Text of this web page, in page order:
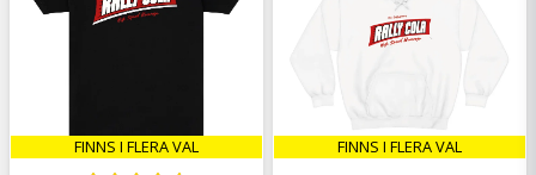
FINNS I FLERA VAL FINNS I FLERA VAL